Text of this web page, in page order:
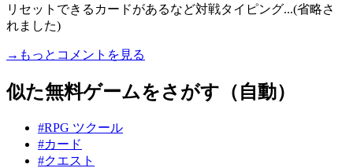
リセットできるカードがあるなど対戦タイピング...(省略さ
れました)
→もっとコメントを見る
似た無料ゲームをさがす（自動）
#RPG ツクール
#カード
#クエスト